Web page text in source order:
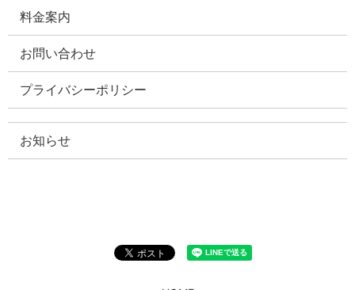
料金案内
お問い合わせ
プライバシーポリシー
お知らせ